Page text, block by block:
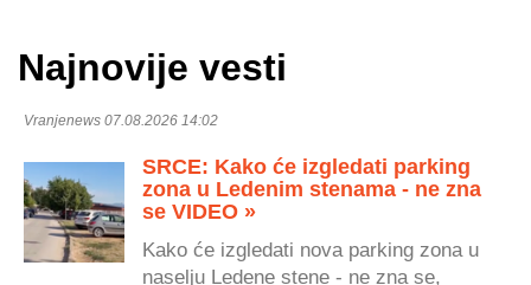
Najnovije vesti
Vranjenews 07.08.2026 14:02
SRCE: Kako će izgledati parking
zona u Ledenim stenama - ne zna
se VIDEO »
Kako će izgledati nova parking zona u
naselju Ledene stene - ne zna se,